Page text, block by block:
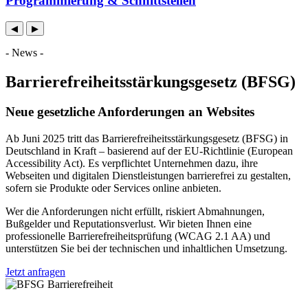
◀ ▶
- News -
Barriere­freiheits­stärkungsgesetz (BFSG)
Neue gesetzliche Anforderungen an Websites
Ab Juni 2025 tritt das Barrierefreiheitsstärkungsgesetz (BFSG) in
Deutschland in Kraft – basierend auf der EU-Richtlinie (European
Accessibility Act). Es verpflichtet Unternehmen dazu, ihre
Webseiten und digitalen Dienstleistungen barrierefrei zu gestalten,
sofern sie Produkte oder Services online anbieten.
Wer die Anforderungen nicht erfüllt, riskiert Abmahnungen,
Bußgelder und Reputationsverlust. Wir bieten Ihnen eine
professionelle Barrierefreiheitsprüfung (WCAG 2.1 AA) und
unterstützen Sie bei der technischen und inhaltlichen Umsetzung.
Jetzt anfragen